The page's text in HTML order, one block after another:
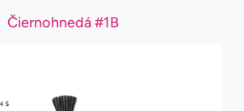
Čiernohnedá #1B